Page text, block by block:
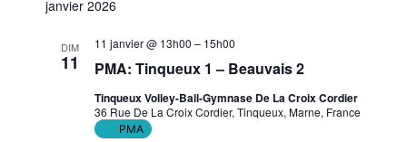
janvier 2026
DIM
11 PMA: Tinqueux 1 – Beauvais 2
11 janvier @ 13h00 – 15h00
Tinqueux Volley-Ball-Gymnase De La Croix Cordier
36 Rue De La Croix Cordier, Tinqueux, Marne, France
PMA